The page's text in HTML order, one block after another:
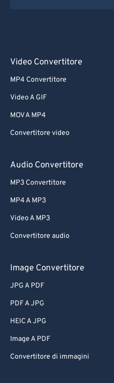
Video Convertitore
MP4 Convertitore
Video A GIF
MOV A MP4
Convertitore video
Audio Convertitore
MP3 Convertitore
MP4 A MP3
Video A MP3
Convertitore audio
Image Convertitore
JPG A PDF
PDF A JPG
HEIC A JPG
Image A PDF
Convertitore di immagini